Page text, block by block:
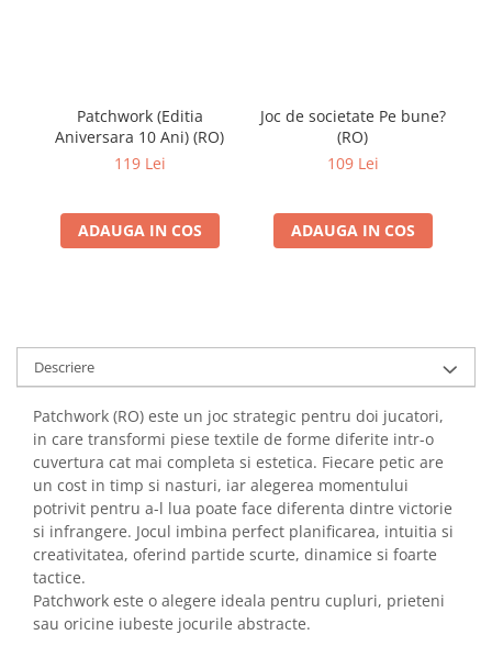
Patchwork (Editia
Aniversara 10 Ani) (RO)
119 Lei
ADAUGA IN COS
Joc de societate Pe bune?
(RO)
109 Lei
ADAUGA IN COS
Descriere
Patchwork (RO) este un joc strategic pentru doi jucatori,
in care transformi piese textile de forme diferite intr-o
cuvertura cat mai completa si estetica. Fiecare petic are
un cost in timp si nasturi, iar alegerea momentului
potrivit pentru a-l lua poate face diferenta dintre victorie
si infrangere. Jocul imbina perfect planificarea, intuitia si
creativitatea, oferind partide scurte, dinamice si foarte
tactice.
Patchwork este o alegere ideala pentru cupluri, prieteni
sau oricine iubeste jocurile abstracte.